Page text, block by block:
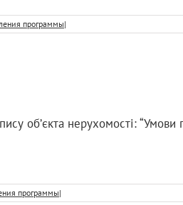
программы|
об’єкта нерухомості: “Умови
программы|